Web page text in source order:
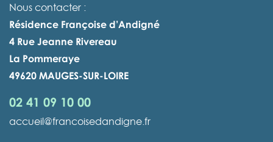
Nous contacter :
Résidence Françoise d’Andigné
4 Rue Jeanne Rivereau
La Pommeraye
49620 MAUGES-SUR-LOIRE
02 41 09 10 00
accueil@francoisedandigne.fr